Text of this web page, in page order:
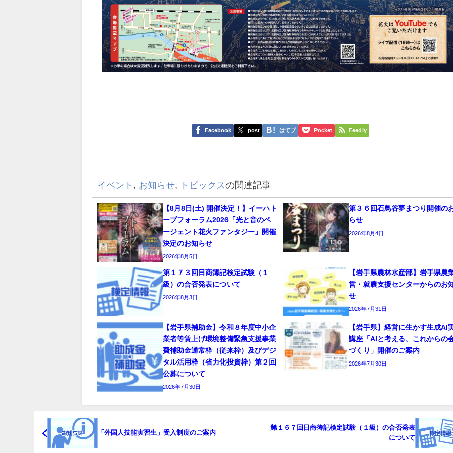
Facebook post はてブ Pocket Feedly
イベント , お知らせ, トピックスの関連記事
【8月8日(土) 開催決定！】イーハト
ーブフォーラム2026「光と音のペ
ージェント花火ファンタジー」開催
決定のお知らせ
2026年8月5日
第３６回石鳥谷夢まつり開催の
らせ
2026年8月4日
第１７３回日商簿記検定試験（１
級）の合否発表について
2026年8月3日
【岩手県農林水産部】岩手県農
営・就農支援センターからのお
せ
2026年7月31日
【岩手県補助金】令和８年度中小企
業者等賃上げ環境整備緊急支援事業
費補助金通常枠（従来枠）及びデジ
タル活用枠（省力化投資枠）第２回
公募について
2026年7月30日
【岩手県】経営に生かす生成AI
講座「AIと考える、これからの
づくり」開催のご案内
2026年7月30日
「外国人技能実習生」受入制度のご案内
第１６７回日商簿記検定試験（１級）の合否発表
について